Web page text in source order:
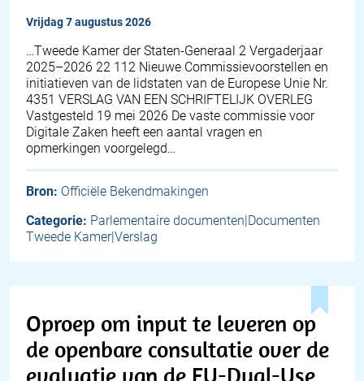
vrijdag 7 augustus 2026
…Tweede Kamer der Staten-Generaal 2 Vergaderjaar
2025–2026 22 112 Nieuwe Commissievoorstellen en
initiatieven van de lidstaten van de Europese Unie Nr.
4351 VERSLAG VAN EEN SCHRIFTELIJK OVERLEG
Vastgesteld 19 mei 2026 De vaste commissie voor
Digitale Zaken heeft een aantal vragen en
opmerkingen voorgelegd…
Bron: Officiële Bekendmakingen
Categorie: Parlementaire documenten|Documenten
Tweede Kamer|Verslag
Oproep om input te leveren op
de openbare consultatie over de
evaluatie van de EU-Dual-Use